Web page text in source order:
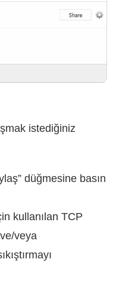
istediğiniz
düğmesine basın
kullanılan TCP
veya